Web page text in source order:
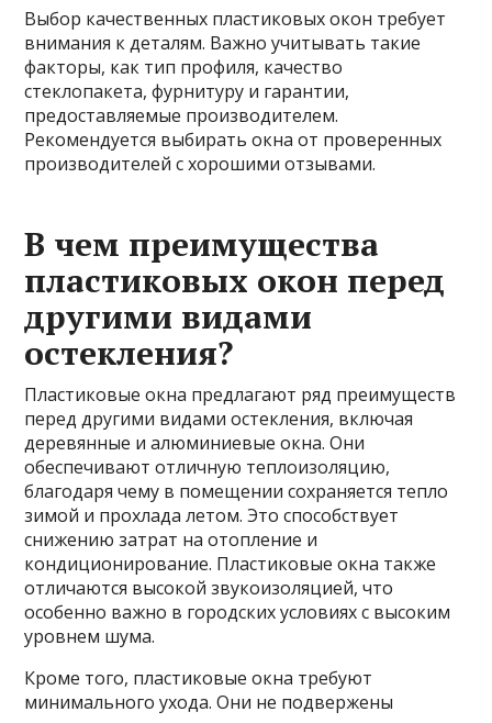
Выбор качественных пластиковых окон требует
внимания к деталям. Важно учитывать такие
факторы, как тип профиля, качество
стеклопакета, фурнитуру и гарантии,
предоставляемые производителем.
Рекомендуется выбирать окна от проверенных
производителей с хорошими отзывами.
В чем преимущества
пластиковых окон перед
другими видами
остекления?
Пластиковые окна предлагают ряд преимуществ
перед другими видами остекления, включая
деревянные и алюминиевые окна. Они
обеспечивают отличную теплоизоляцию,
благодаря чему в помещении сохраняется тепло
зимой и прохлада летом. Это способствует
снижению затрат на отопление и
кондиционирование. Пластиковые окна также
отличаются высокой звукоизоляцией, что
особенно важно в городских условиях с высоким
уровнем шума.
Кроме того, пластиковые окна требуют
минимального ухода. Они не подвержены